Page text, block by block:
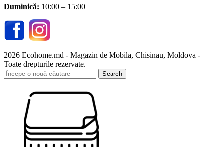
Duminică: 10:00 – 15:00
2026 Ecohome.md - Magazin de Mobila, Chisinau, Moldova -
Toate drepturile rezervate.
Search